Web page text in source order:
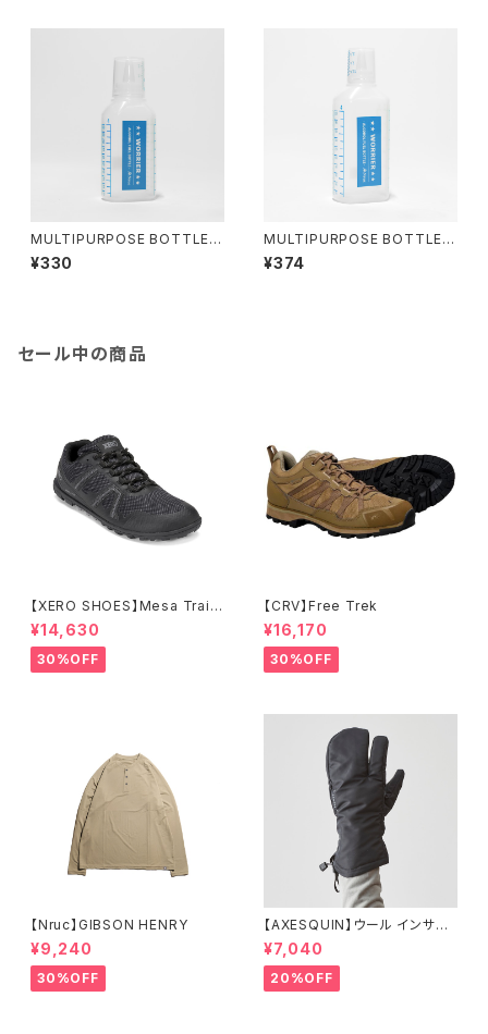
MULTIPURPOSE BOTTLE 1
00ml
¥330
MULTIPURPOSE BOTTLE 2
00ml
¥374
セール中の商品
【XERO SHOES】Mesa Trail
WP (ブラック)
¥14,630
30%OFF
【CRV】Free Trek
¥16,170
30%OFF
【Nruc】GIBSON HENRY
¥9,240
30%OFF
【AXESQUIN】ウール インサレ
ーション トリガー ミトン
¥7,040
20%OFF